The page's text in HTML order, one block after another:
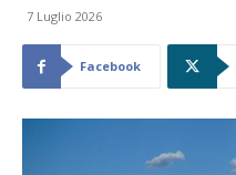
7 Luglio 2026
Facebook